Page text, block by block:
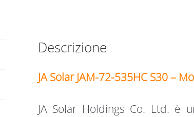
Descrizione
JA Solar JAM-72-535HC S30 –
JA Solar Holdings Co. Ltd. è